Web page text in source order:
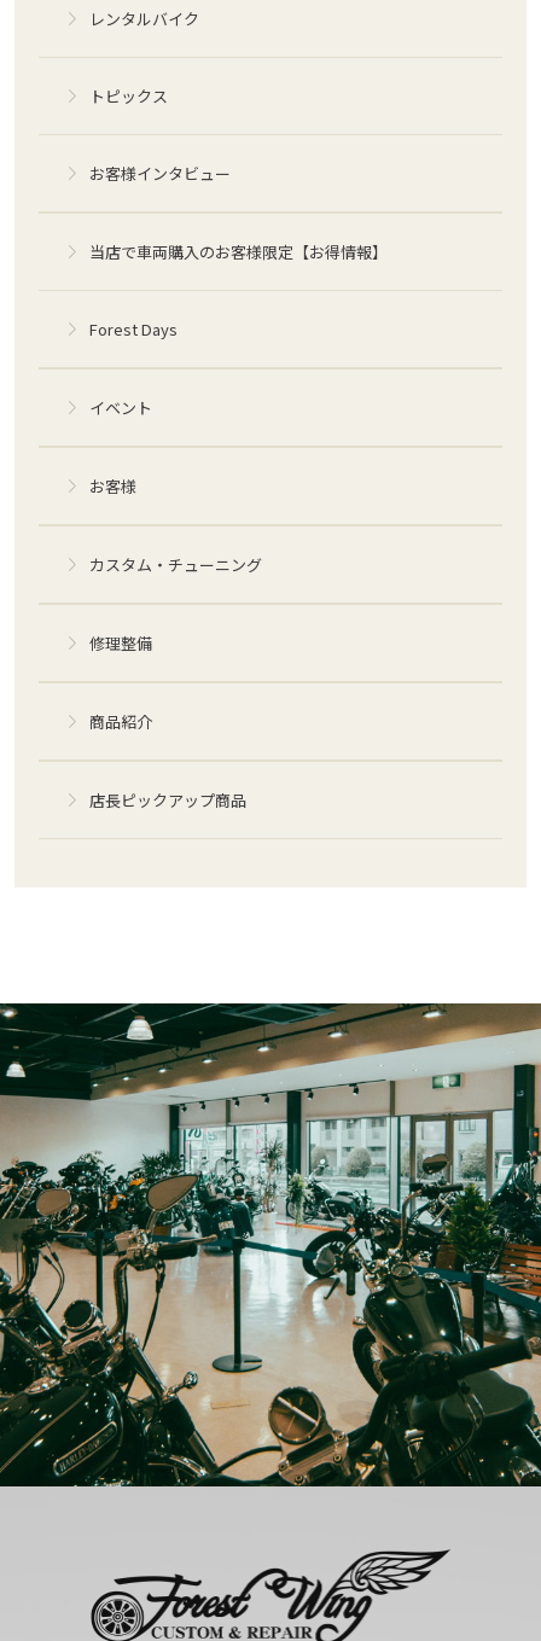
レンタルバイク
トピックス
お客様インタビュー
当店で車両購入のお客様限定【お得情報】
Forest Days
イベント
お客様
カスタム・チューニング
修理整備
商品紹介
店長ピックアップ商品